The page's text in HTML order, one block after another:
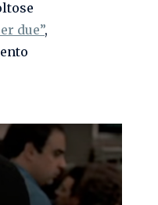
due”,